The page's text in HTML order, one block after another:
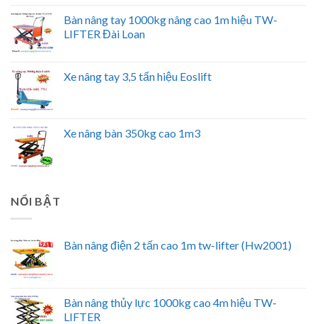
Bàn nâng tay 1000kg nâng cao 1m hiệu TW-
LIFTER Đài Loan
Xe nâng tay 3,5 tấn hiệu Eoslift
Xe nâng bàn 350kg cao 1m3
NỔI BẬT
Bàn nâng điện 2 tấn cao 1m tw-lifter (Hw2001)
Bàn nâng thủy lực 1000kg cao 4m hiệu TW-
LIFTER